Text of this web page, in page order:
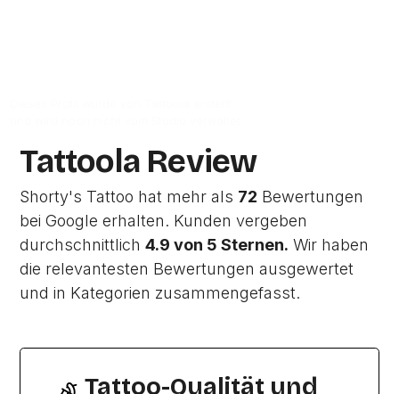
Tattoola Review
Shorty's Tattoo hat mehr als 72 Bewertungen
bei Google erhalten. Kunden vergeben
durchschnittlich4.9 von 5 Sternen. Wir haben
die relevantesten Bewertungen ausgewertet
und in Kategorien zusammengefasst.
Tattoo-Qualität und